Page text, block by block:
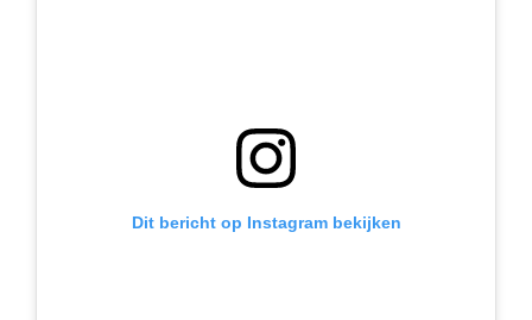
Dit bericht op Instagram bekijken